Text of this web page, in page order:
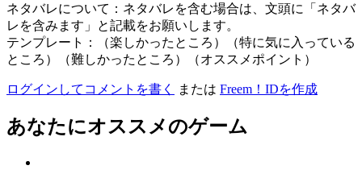
ネタバレについて：ネタバレを含む場合は、文頭に「ネタバ
レを含みます」と記載をお願いします。
テンプレート：（楽しかったところ）（特に気に入っている
ところ）（難しかったところ）（オススメポイント）
ログインしてコメントを書く または Freem！IDを作成
あなたにオススメのゲーム